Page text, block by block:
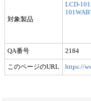
対象製品
LCD-
QA番号 2184
このページのURL https://